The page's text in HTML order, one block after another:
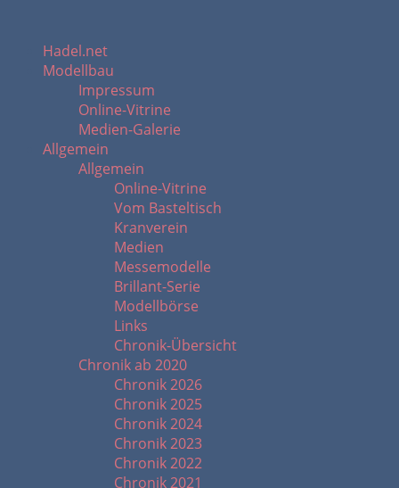
Hadel.net
Modellbau
Impressum
Online-Vitrine
Medien-Galerie
Allgemein
Allgemein
Online-Vitrine
Vom Basteltisch
Kranverein
Medien
Messemodelle
Brillant-Serie
Modellbörse
Links
Chronik-Übersicht
Chronik ab 2020
Chronik 2026
Chronik 2025
Chronik 2024
Chronik 2023
Chronik 2022
Chronik 2021